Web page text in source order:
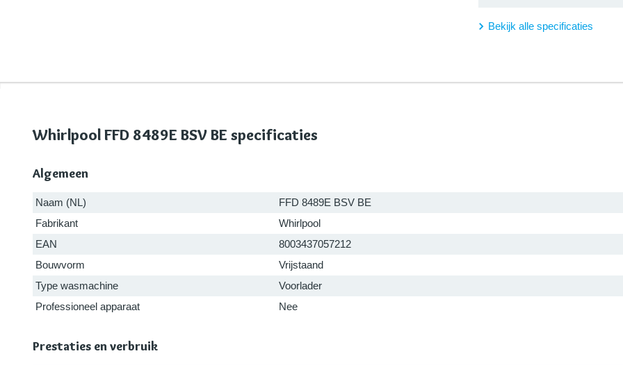
Bekijk alle specificaties
Whirlpool FFD 8489E BSV BE specificaties
Algemeen
Naam (NL)
FFD 8489E BSV BE
Fabrikant
Whirlpool
EAN
8003437057212
Bouwvorm
Vrijstaand
Type wasmachine
Voorlader
Professioneel apparaat
Nee
Prestaties en verbruik